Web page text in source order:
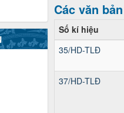
Các văn
Số kí hiệu
35/HD-TLĐ
37/HD-TLĐ